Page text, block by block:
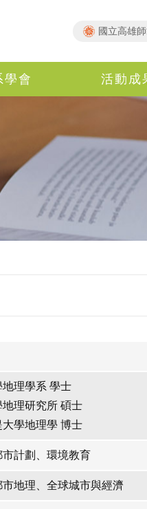
學會 活動成
國立高雄
地理學系 學士
地理研究所 碩士
學地理學 博士
計劃、環境教育
地理、全球城市與經濟